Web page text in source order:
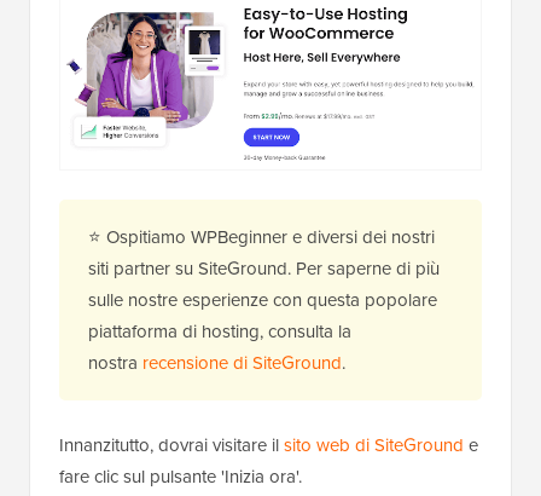
⭐ Ospitiamo WPBeginner e diversi dei nostri
siti partner su SiteGround. Per saperne di più
sulle nostre esperienze con questa popolare
piattaforma di hosting, consulta la
nostra recensione di SiteGround.
Innanzitutto, dovrai visitare ilsito web di SiteGround e
fare clic sul pulsante 'Inizia ora'.